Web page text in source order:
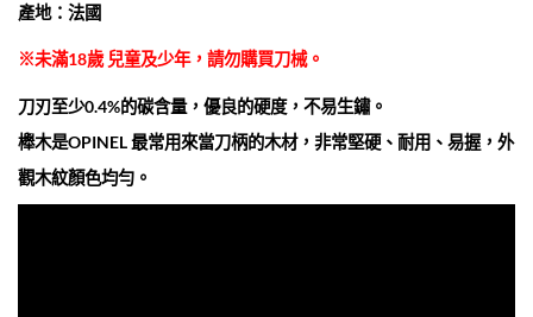
產地：法國
※未滿18歲 兒童及少年，請勿購買刀械。
刀刃至少0.4%的碳含量，優良的硬度，不易生鏽。
櫸木是OPINEL 最常用來當刀柄的木材，非常堅硬、耐用、易握，外
觀木紋顏色均勻。